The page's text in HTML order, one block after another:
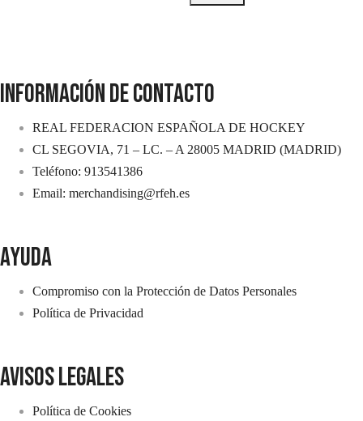
INFORMACIÓN DE CONTACTO
REAL FEDERACION ESPAÑOLA DE HOCKEY
CL SEGOVIA, 71 – LC. – A 28005 MADRID (MADRID)
Teléfono: 913541386
Email: merchandising@rfeh.es
AYUDA
Compromiso con la Protección de Datos Personales
Política de Privacidad
avisos legales
Política de Cookies